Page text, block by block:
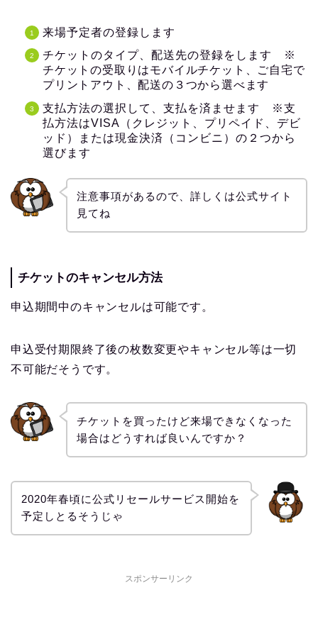
来場予定者の登録します
チケットのタイプ、配送先の登録をします
※
チケットの受取りはモバイルチケット、ご自宅で
プリントアウト、配送の３つから選べます
支払方法の選択して、支払を済ませます ※支
払方法はVISA（クレジット、プリペイド、デビ
ッド）または現金決済（コンビニ）の２つから
選びます
注意事項があるので、詳しくは公式サイト
見てね
チケットのキャンセル方法
申込期間中のキャンセルは可能です。
申込受付期限終了後の枚数変更やキャンセル等は一切
不可能だそうです。
チケットを買ったけど来場できなくなった
場合はどうすれば良いんですか？
2020年春頃に公式リセールサービス開始を
予定しとるそうじゃ
スポンサーリンク